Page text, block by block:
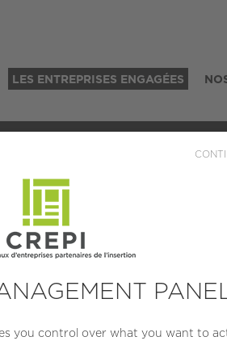
you control over what you want to
LES ENTREPRISES ENGAGÉES
2009
PME (10 à